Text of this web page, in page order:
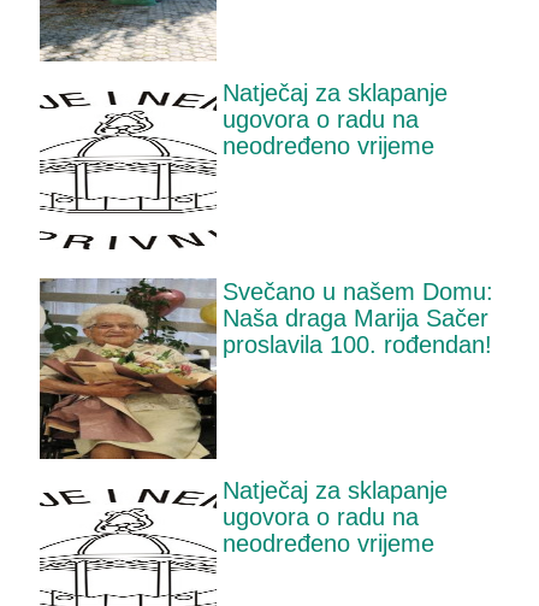
Natječaj za sklapanje
ugovora o radu na
neodređeno vrijeme
Svečano u našem Domu:
Naša draga Marija Sačer
proslavila 100. rođendan!
Natječaj za sklapanje
ugovora o radu na
neodređeno vrijeme